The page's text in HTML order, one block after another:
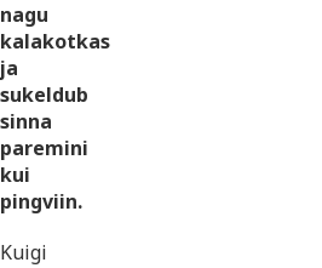
nagu
kalakotkas
ja
sukeldub
sinna
paremini
kui
pingviin.
Kuigi